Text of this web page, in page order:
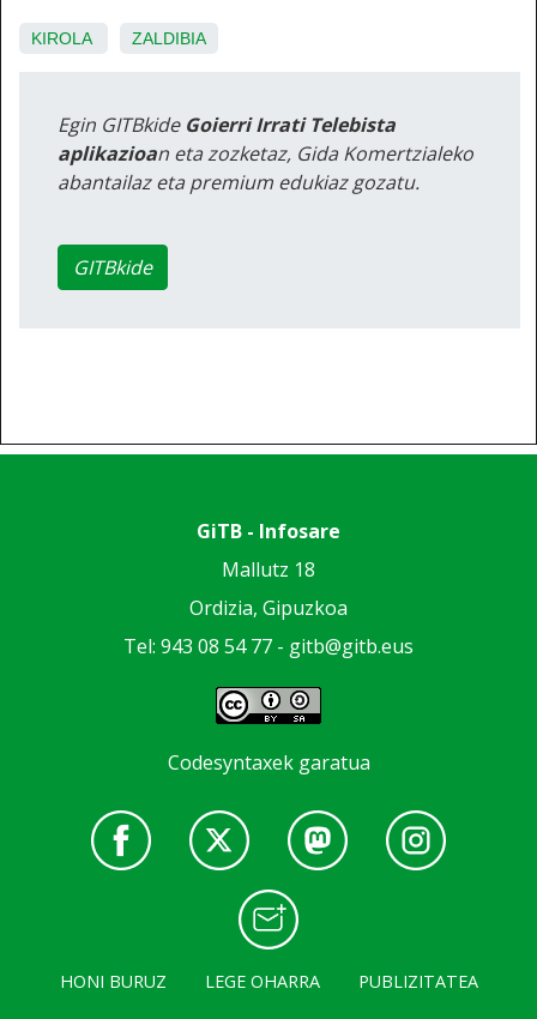
KIROLA ZALDIBIA
Egin GITBkide Goierri Irrati Telebista
aplikazioan eta zozketaz, Gida Komertzialeko
abantailaz eta premium edukiaz gozatu.
GITBkide
GiTB - Infosare
Mallutz 18
Ordizia, Gipuzkoa
Tel: 943 08 54 77 - gitb@gitb.eus
Codesyntaxek garatua
HONI BURUZ LEGE OHARRA
PUBLIZITATEA